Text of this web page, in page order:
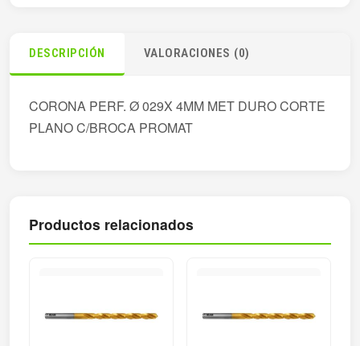
DESCRIPCIÓN VALORACIONES (0)
CORONA PERF. Ø 029X 4MM MET DURO CORTE
PLANO C/BROCA PROMAT
Productos relacionados